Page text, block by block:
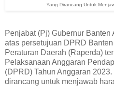
Yang Dirancang Untuk
Penjabat (Pj) Gubernur
atas persetujuan DPRD
Peraturan Daerah (Raperda)
Pelaksanaan Anggaran
(DPRD) Tahun Anggaran
dirancang untuk menjawab